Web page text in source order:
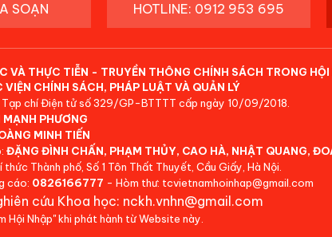
SOẠN HOTLINE: 0912 953 695
VÀ THỰC TIỄN - TRUYỀN THÔNG CHÍNH SÁCH TRONG HỘI
VIỆN CHÍNH SÁCH, PHÁP LUẬT VÀ QUẢN LÝ
chí Điện tử số 329/GP-BTTTT cấp ngày 10/09/2018.
PHƯƠNG
MINH TIẾN
ĐẶNG ĐÌNH CHẤN, PHẠM THỦY, CAO HÀ, NHẬT QUANG,
thức Thành phố, Số 1 Tôn Thất Thuyết, Cầu Giấy, Hà Nội.
cáo: 0826166777 - Hòm thư: tcvietnamhoinhap@gmail.com
cứu Khoa học: nckh.vnhn@gmail.com
Hội Nhập" khi phát hành từ Website này.